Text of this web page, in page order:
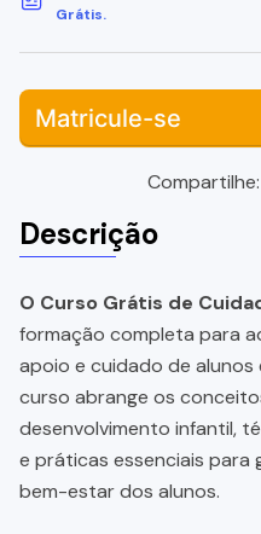
Grátis.
Matricule-se
Compartilhe:
Descrição
O Curso Grátis de
formação completa para
apoio e cuidado de alunos
curso abrange os
desenvolvimento infantil,
e práticas essenciais para
bem-estar dos alunos.